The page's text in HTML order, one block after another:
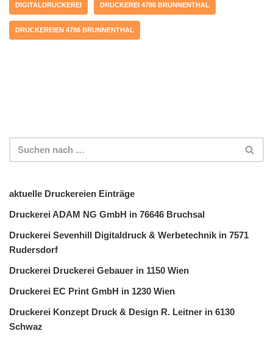
DIGITALDRUCKEREI DRUCKEREI 4786 BRUNNENTHAL
DRUCKEREIEN 4786 BRUNNENTHAL
aktuelle Druckereien Einträge
Druckerei ADAM NG GmbH in 76646 Bruchsal
Druckerei Sevenhill Digitaldruck & Werbetechnik in 7571
Rudersdorf
Druckerei Druckerei Gebauer in 1150 Wien
Druckerei EC Print GmbH in 1230 Wien
Druckerei Konzept Druck & Design R. Leitner in 6130
Schwaz